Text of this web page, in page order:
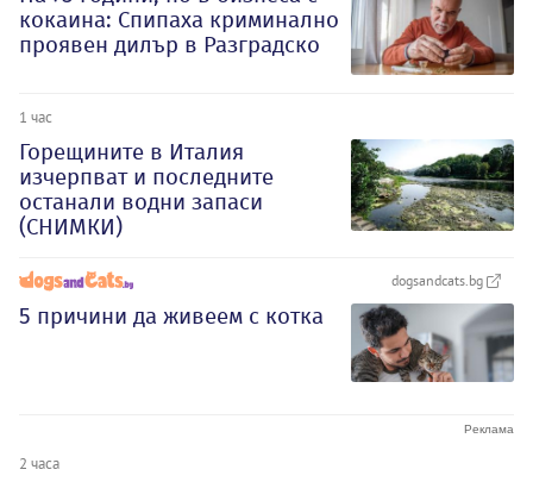
кокаина: Спипаха криминално
проявен дилър в Разградско
1 час
Горещините в Италия
изчерпват и последните
останали водни запаси
(СНИМКИ)
dogsandcats.bg
5 причини да живеем с котка
2 часа